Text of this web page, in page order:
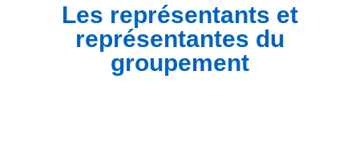
Les représentants et
représentantes du
groupement